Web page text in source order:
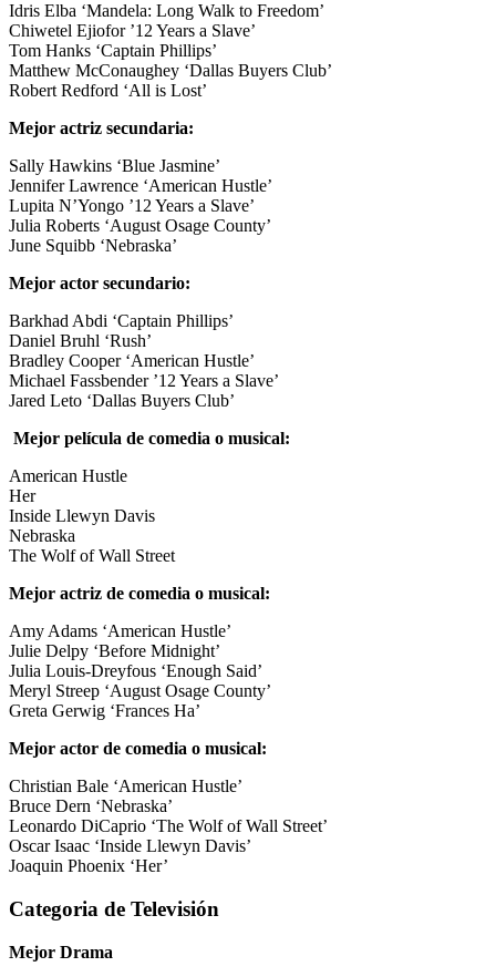
Idris Elba ‘Mandela: Long Walk to Freedom’
Chiwetel Ejiofor ’12 Years a Slave’
Tom Hanks ‘Captain Phillips’
Matthew McConaughey ‘Dallas Buyers Club’
Robert Redford ‘All is Lost’
Mejor actriz secundaria:
Sally Hawkins ‘Blue Jasmine’
Jennifer Lawrence ‘American Hustle’
Lupita N’Yongo ’12 Years a Slave’
Julia Roberts ‘August Osage County’
June Squibb ‘Nebraska’
Mejor actor secundario:
Barkhad Abdi ‘Captain Phillips’
Daniel Bruhl ‘Rush’
Bradley Cooper ‘American Hustle’
Michael Fassbender ’12 Years a Slave’
Jared Leto ‘Dallas Buyers Club’
Mejor película de comedia o musical:
American Hustle
Her
Inside Llewyn Davis
Nebraska
The Wolf of Wall Street
Mejor actriz de comedia o musical:
Amy Adams ‘American Hustle’
Julie Delpy ‘Before Midnight’
Julia Louis-Dreyfous ‘Enough Said’
Meryl Streep ‘August Osage County’
Greta Gerwig ‘Frances Ha’
Mejor actor de comedia o musical:
Christian Bale ‘American Hustle’
Bruce Dern ‘Nebraska’
Leonardo DiCaprio ‘The Wolf of Wall Street’
Oscar Isaac ‘Inside Llewyn Davis’
Joaquin Phoenix ‘Her’
Categoria de Televisión
Mejor Drama